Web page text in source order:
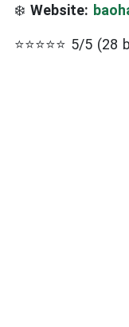
❄️ Website:
⭐⭐⭐⭐⭐ 5/5